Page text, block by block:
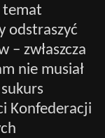
temat
odstraszyć
– zwłaszcza
nie musiał
Konfederacji